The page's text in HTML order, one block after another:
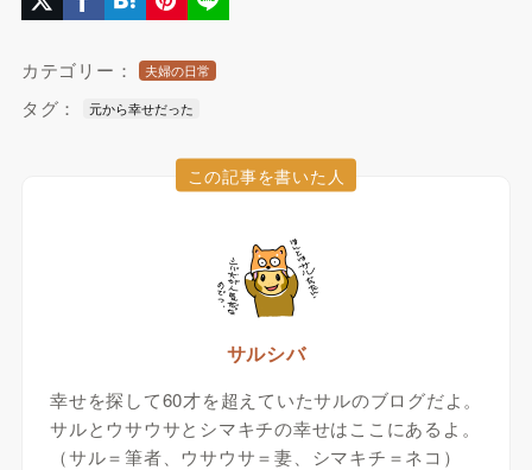
カテゴリー： 夫婦の日常
タグ： 元から幸せだった
この記事を書いた人
サルシバ
幸せを探して60才を超えていたサルのブログだよ。
サルとウサウサとシマキチの幸せはここにあるよ。
（サル＝筆者、ウサウサ＝妻、シマキチ＝ネコ）